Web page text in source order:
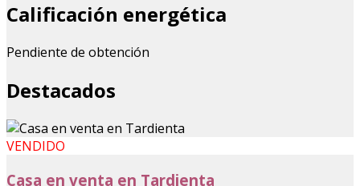
Calificación energética
Pendiente de obtención
Destacados
VENDIDO
Casa en venta en Tardienta